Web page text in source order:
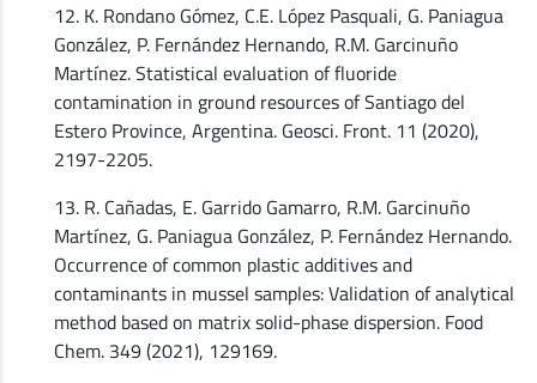
12. K. Rondano Gómez, C.E. López Pasquali, G. Paniagua
González, P. Fernández Hernando, R.M. Garcinuño
Martínez. Statistical evaluation of fluoride
contamination in ground resources of Santiago del
Estero Province, Argentina. Geosci. Front. 11 (2020),
2197-2205.
13. R. Cañadas, E. Garrido Gamarro, R.M. Garcinuño
Martínez, G. Paniagua González, P. Fernández Hernando.
Occurrence of common plastic additives and
contaminants in mussel samples: Validation of analytical
method based on matrix solid-phase dispersion. Food
Chem. 349 (2021), 129169.